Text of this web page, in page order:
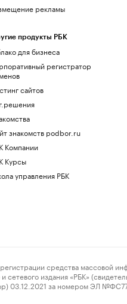
рекламы
продукты РБК
для бизнеса
регистратор
сайтов
знакомств podbor.ru
Компании
Курсы
управления РБК
средства массовой
издания «РБК»
03.12.2021 за номером ЭЛ